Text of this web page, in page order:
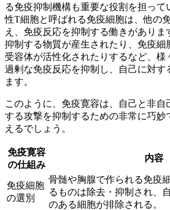
る免疫抑制機構も重要な役割を担って
性T細胞と呼ばれる免疫細胞は、他の
え、免疫反応を抑制する働きがありま
抑制する物質が産生されたり、免疫細
受容体が活性化されたりするなど、様
過剰な免疫反応を抑制し、自己に対す
ます。
このように、免疫寛容は、
自己と非自
する攻撃を抑制するための非常に巧妙
えるでしょう。
免疫寛容
の仕組み
内容
免疫細胞
の選別
骨髄や胸腺で作られる免疫
るものは除去・抑制され、
のある細胞が排除される。